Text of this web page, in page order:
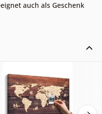
auch als Geschenk